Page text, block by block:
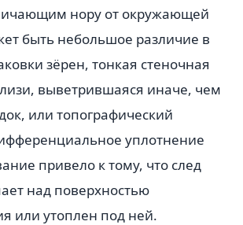
нору от окружающей
быть небольшое различие в
зёрен, тонкая стеночная
выветрившаяся иначе, чем
или топографический
уплотнение
привело к тому, что след
над поверхностью
или утоплен под ней.